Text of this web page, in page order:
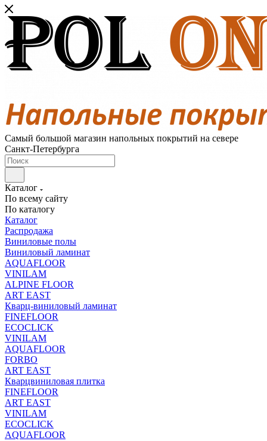
Самый большой магазин напольных покрытий на севере
Санкт-Петербурга
Каталог
По всему сайту
По каталогу
Каталог
Распродажа
Виниловые полы
Виниловый ламинат
AQUAFLOOR
VINILAM
ALPINE FLOOR
ART EAST
Кварц-виниловый ламинат
FINEFLOOR
ECOCLICK
VINILAM
AQUAFLOOR
FORBO
ART EAST
Кварцвиниловая плитка
FINEFLOOR
ART EAST
VINILAM
ECOCLICK
AQUAFLOOR